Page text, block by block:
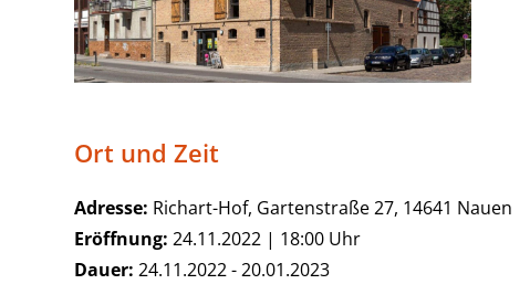
Ort und Zeit
Adresse: Richart-Hof, Gartenstraße 27, 14641 Nauen
Eröffnung: 24.11.2022 | 18:00 Uhr
Dauer: 24.11.2022 - 20.01.2023